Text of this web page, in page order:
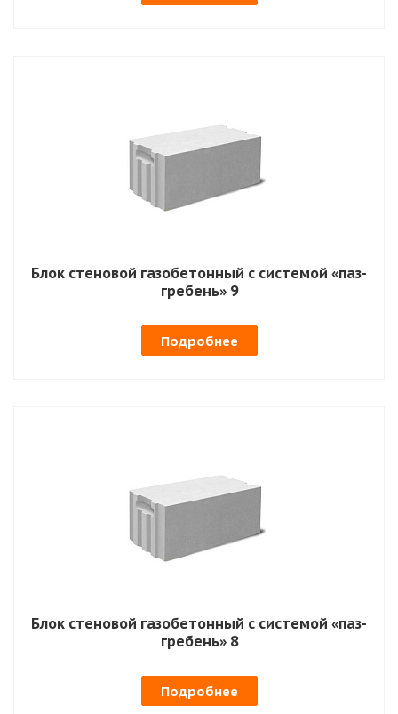
Блок стеновой газобетонный с системой «паз-
гребень» 9
Подробнее
Блок стеновой газобетонный с системой «паз-
гребень» 8
Подробнее